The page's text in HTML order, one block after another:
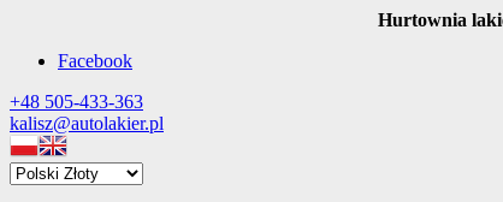
Hurtownia
Facebook
+48 505-433-363
kalisz@autolakier.pl